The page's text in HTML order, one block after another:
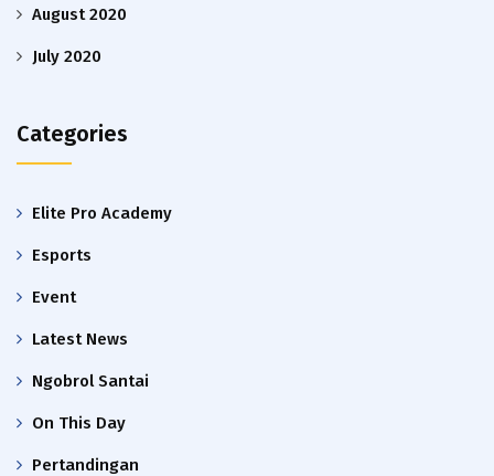
August 2020
July 2020
Categories
Elite Pro Academy
Esports
Event
Latest News
Ngobrol Santai
On This Day
Pertandingan